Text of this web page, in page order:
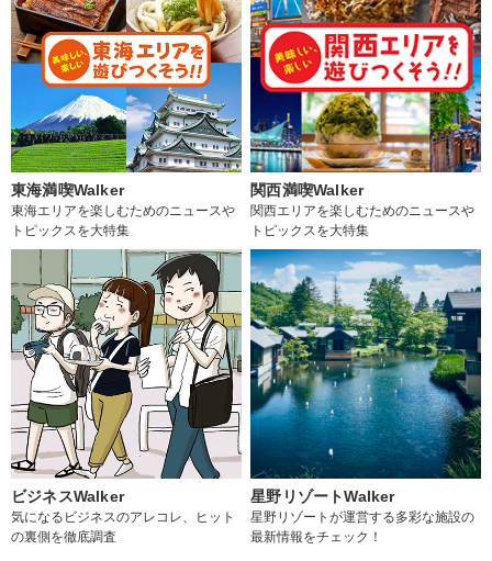
東海満喫Walker
東海エリアを楽しむためのニュースや
トピックスを大特集
関西満喫Walker
関西エリアを楽しむためのニュースや
トピックスを大特集
ビジネスWalker
気になるビジネスのアレコレ、ヒット
の裏側を徹底調査
星野リゾートWalker
星野リゾートが運営する多彩な施設の
最新情報をチェック！